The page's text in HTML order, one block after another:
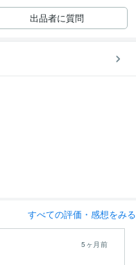
出品者に質問
すべての評価・感想をみる
5ヶ月前